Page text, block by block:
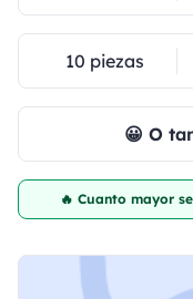
10 piezas
😀 O
🔥 Cuanto mayor